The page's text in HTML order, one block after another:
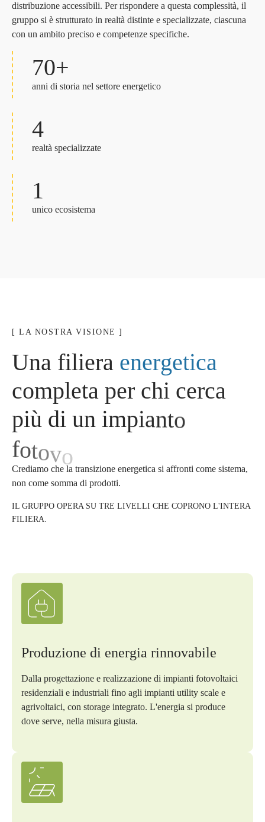
distribuzione accessibili. Per rispondere a questa complessità, il
gruppo si è strutturato in realtà distinte e specializzate, ciascuna
con un ambito preciso e competenze specifiche.
70+
anni di storia nel settore energetico
4
realtà specializzate
1
unico ecosistema
[ LA NOSTRA VISIONE ]
Una filiera energetica
completa per chi cerca
più di un impianto
fotovo
Crediamo che la transizione energetica si affronti come sistema,
non come somma di prodotti.
IL GRUPPO OPERA SU TRE LIVELLI CHE COPRONO L'INTERA
FILIERA.
Produzione di energia rinnovabile
Dalla progettazione e realizzazione di impianti fotovoltaici
residenziali e industriali fino agli impianti utility scale e
agrivoltaici, con storage integrato. L'energia si produce
dove serve, nella misura giusta.